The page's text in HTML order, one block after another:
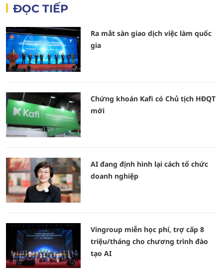
ĐỌC TIẾP
Ra mắt sàn giao dịch việc làm quốc
gia
Chứng khoán Kafi có Chủ tịch HĐQT
mới
AI đang định hình lại cách tổ chức
doanh nghiệp
Vingroup miễn học phí, trợ cấp 8
triệu/tháng cho chương trình đào
tạo AI